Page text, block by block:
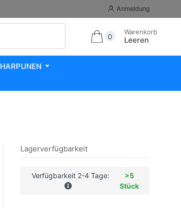
Anmeldung
0
Warenkorb
Leeren
HARPUNEN
Lagerverfügbarkeit
Verfügbarkeit 2-4 Tage:
>5
Stück